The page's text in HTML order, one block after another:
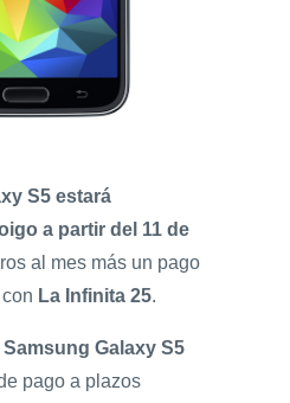
S5 estará
a partir del 11 de
al mes más un pago
La Infinita 25.
Galaxy S5
pago a plazos